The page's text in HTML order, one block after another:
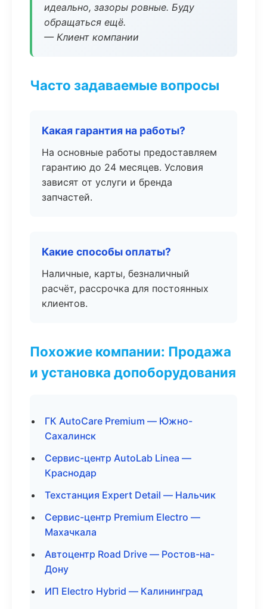
идеально, зазоры ровные. Буду
обращаться ещё.
— Клиент компании
Часто задаваемые вопросы
Какая гарантия на работы?
На основные работы предоставляем
гарантию до 24 месяцев. Условия
зависят от услуги и бренда
запчастей.
Какие способы оплаты?
Наличные, карты, безналичный
расчёт, рассрочка для постоянных
клиентов.
Похожие компании: Продажа
и установка допоборудования
ГК AutoCare Premium — Южно-
Сахалинск
Сервис-центр AutoLab Linea —
Краснодар
Техстанция Expert Detail — Нальчик
Сервис-центр Premium Electro —
Махачкала
Автоцентр Road Drive — Ростов-на-
Дону
ИП Electro Hybrid — Калининград